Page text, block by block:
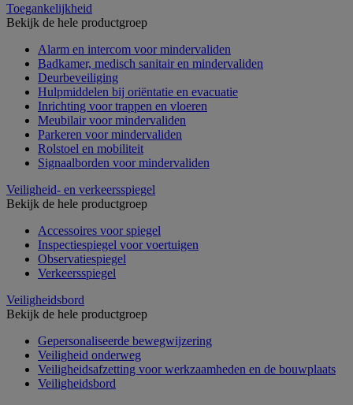
Toegankelijkheid
Bekijk de hele productgroep
Alarm en intercom voor mindervaliden
Badkamer, medisch sanitair en mindervaliden
Deurbeveiliging
Hulpmiddelen bij oriëntatie en evacuatie
Inrichting voor trappen en vloeren
Meubilair voor mindervaliden
Parkeren voor mindervaliden
Rolstoel en mobiliteit
Signaalborden voor mindervaliden
Veiligheid- en verkeersspiegel
Bekijk de hele productgroep
Accessoires voor spiegel
Inspectiespiegel voor voertuigen
Observatiespiegel
Verkeersspiegel
Veiligheidsbord
Bekijk de hele productgroep
Gepersonaliseerde bewegwijzering
Veiligheid onderweg
Veiligheidsafzetting voor werkzaamheden en de bouwplaats
Veiligheidsbord